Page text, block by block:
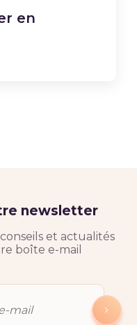
en
newsletter
et actualités
boîte e-mail